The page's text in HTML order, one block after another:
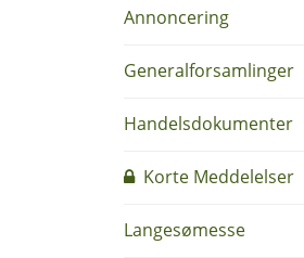
Annoncering
Generalforsamlinger
Handelsdokumenter
Korte Meddelelser
Langesømesse